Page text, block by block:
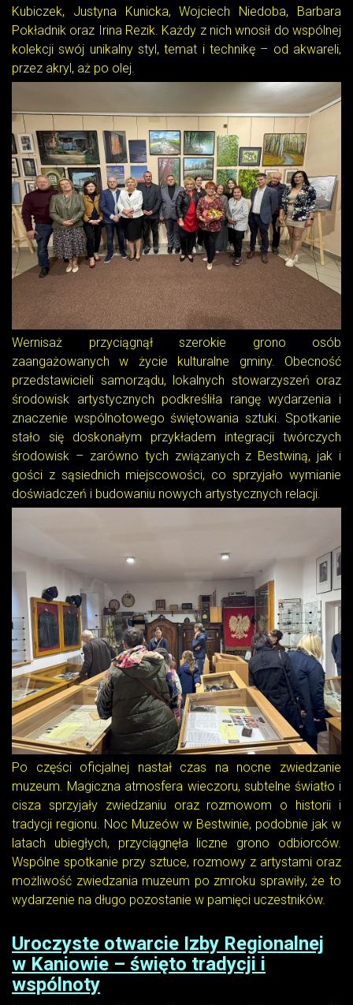
Kubiczek, Justyna Kunicka, Wojciech Niedoba, Barbara
Pokładnik oraz Irina Rezik. Każdy z nich wnosił do wspólnej
kolekcji swój unikalny styl, temat i technikę – od akwareli,
przez akryl, aż po olej.
Wernisaż przyciągnął szerokie grono osób
zaangażowanych w życie kulturalne gminy. Obecność
przedstawicieli samorządu, lokalnych stowarzyszeń oraz
środowisk artystycznych podkreśliła rangę wydarzenia i
znaczenie wspólnotowego świętowania sztuki. Spotkanie
stało się doskonałym przykładem integracji twórczych
środowisk – zarówno tych związanych z Bestwiną, jak i
gości z sąsiednich miejscowości, co sprzyjało wymianie
doświadczeń i budowaniu nowych artystycznych relacji.
Po części oficjalnej nastał czas na nocne zwiedzanie
muzeum. Magiczna atmosfera wieczoru, subtelne światło i
cisza sprzyjały zwiedzaniu oraz rozmowom o historii i
tradycji regionu. Noc Muzeów w Bestwinie, podobnie jak w
latach ubiegłych, przyciągnęła liczne grono odbiorców.
Wspólne spotkanie przy sztuce, rozmowy z artystami oraz
możliwość zwiedzania muzeum po zmroku sprawiły, że to
wydarzenie na długo pozostanie w pamięci uczestników.
Uroczyste otwarcie Izby Regionalnej
w Kaniowie – święto tradycji i
wspólnoty